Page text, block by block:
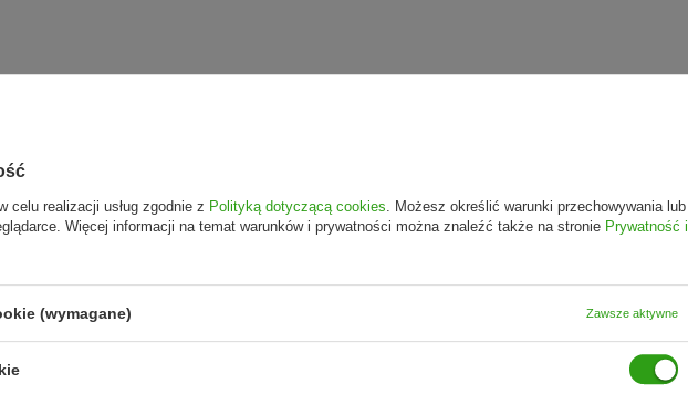
celu realizacji usług zgodnie z Polityką dotyczącą cookies . Możesz określić warunki przechowywania lub
Więcej informacji na temat warunków i prywatności można znaleźć także na stronie Prywatność i
(wymagane) Zawsze aktywne